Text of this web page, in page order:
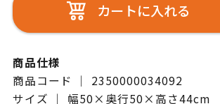
カートに入れる
商品仕様
商品コード ｜ 2350000034092
サイズ ｜ 幅50×奥行50×高さ44cm